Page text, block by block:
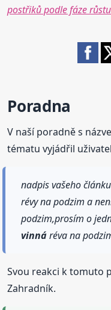
postřiků podle fáze růstu
Poradna
V naší poradně s
tématu vyjádřil
nadpis vašeho
révy na podzim a
podzim,prosím o
vinnáréva na
Svou reakci k tomuto
Zahradník.